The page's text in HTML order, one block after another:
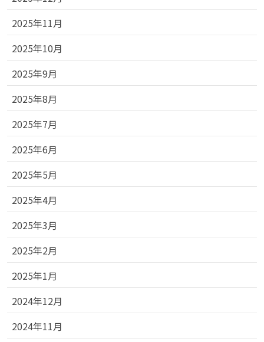
2025年11月
2025年10月
2025年9月
2025年8月
2025年7月
2025年6月
2025年5月
2025年4月
2025年3月
2025年2月
2025年1月
2024年12月
2024年11月